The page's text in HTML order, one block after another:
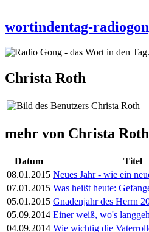
wortindentag-
Christa Roth
mehr von Christa Roth
Datum
Titel
08.01.2015 Neues Jahr - wie ein
07.01.2015 Was heißt heute:
05.01.2015 Gnadenjahr des Herrn
05.09.2014 Einer weiß, wo's
04.09.2014 Wie wichtig die